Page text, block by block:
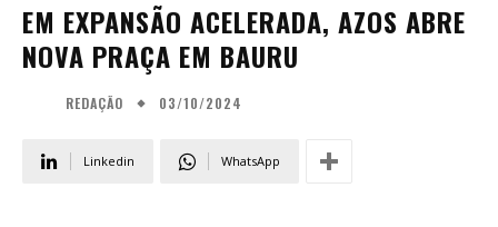
EM EXPANSÃO ACELERADA, AZOS ABRE
NOVA PRAÇA EM BAURU
REDAÇÃO 03/10/2024
Linkedin WhatsApp